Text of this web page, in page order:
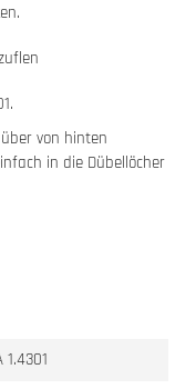
von hinten
in die Dübellöcher
1.4301